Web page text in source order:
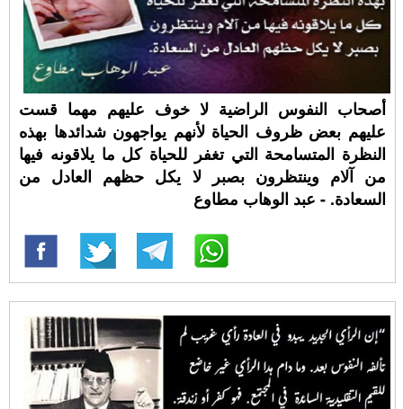
أصحاب النفوس الراضية لا خوف عليهم مهما قست
عليهم بعض ظروف الحياة لأنهم يواجهون شدائدها بهذه
النظرة المتسامحة التي تغفر للحياة كل ما يلاقونه فيها
من آلام وينتظرون بصبر لا يكل حظهم العادل من
السعادة. - عبد الوهاب مطاوع